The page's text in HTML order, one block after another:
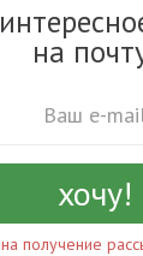
на
получение